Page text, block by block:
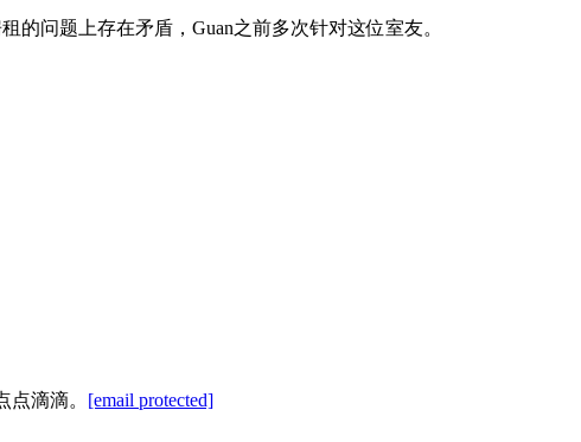
的问题上存在矛盾，Guan之前多次针对这位室友。
滴滴。 [email protected]